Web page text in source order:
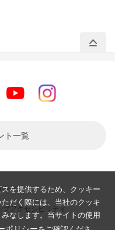
シー
ブアクセシビリティ
ト一覧
を提供するため、クッキー
だく際には、当社のクッキ
なします。当サイトの使用